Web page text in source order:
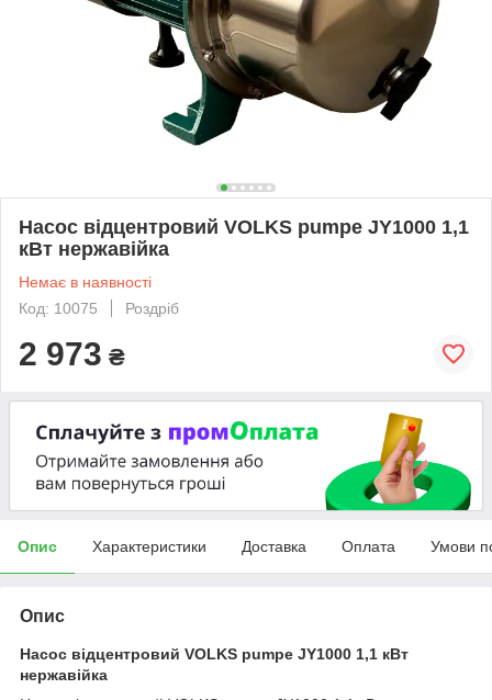
Насос відцентровий VOLKS pumpe JY1000 1,1
кВт нержавійка
Немає в наявності
Код: 10075
Роздріб
2 973 ₴
Опис Характеристики Доставка Оплата Умови
Опис
Насос відцентровий VOLKS pumpe JY1000 1,1 кВт
нержавійка